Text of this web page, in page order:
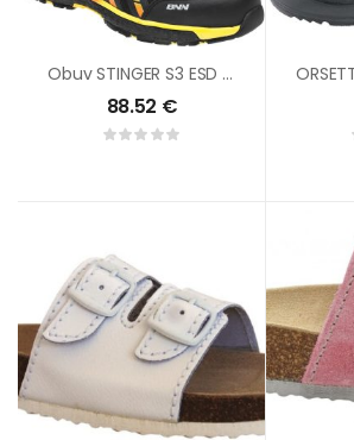
Obuv STINGER S3 ESD ATOP LOW
88.52 €